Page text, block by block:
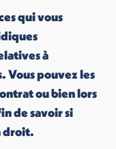
qui vous
à
Vous pouvez les
ou bien lors
de savoir si
droit.